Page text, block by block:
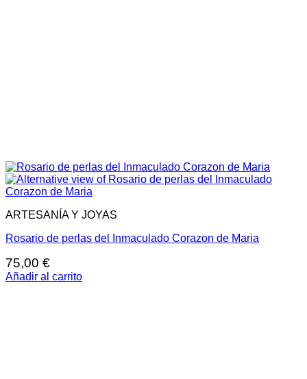
ARTESANÍA Y JOYAS
Rosario de perlas del Inmaculado Corazon de Maria
75,00 €
Añadir al carrito